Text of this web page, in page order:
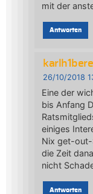
mit der
Antworten
26/10/2018
Eine der
bis Anfang
einiges
Nix get-
die Zeit
nicht
Antworten